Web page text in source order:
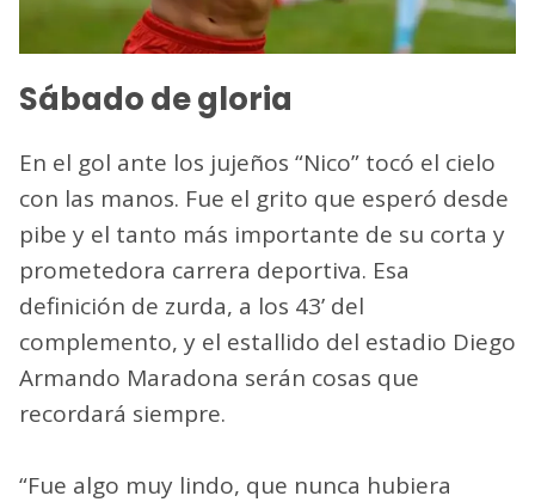
Sábado de gloria
En el gol ante los jujeños “Nico” tocó el cielo
con las manos. Fue el grito que esperó desde
pibe y el tanto más importante de su corta y
prometedora carrera deportiva. Esa
definición de zurda, a los 43’ del
complemento, y el estallido del estadio Diego
Armando Maradona serán cosas que
recordará siempre.
“Fue algo muy lindo, que nunca hubiera